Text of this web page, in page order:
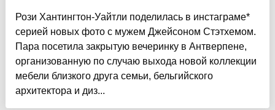
Рози Хантингтон-Уайтли поделилась в инстаграме*
серией новых фото с мужем Джейсоном Стэтхемом.
Пара посетила закрытую вечеринку в Антверпене,
организованную по случаю выхода новой коллекции
мебели близкого друга семьи, бельгийского
архитектора и диз...